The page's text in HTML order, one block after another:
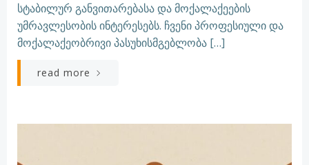
სტაბილურ განვითარებასა და მოქალაქეების
უმრავლესობის ინტერესებს. ჩვენი პროფესიული და
მოქალაქეობრივი პასუხისმგებლობა […]
read more